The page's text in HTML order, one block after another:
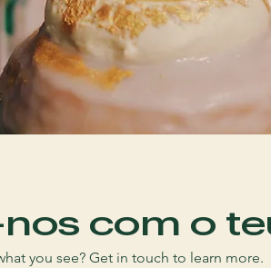
com o
you see? Get in touch to learn more.